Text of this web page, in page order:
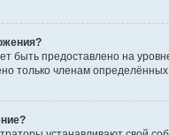
быть предоставлено на
только членам